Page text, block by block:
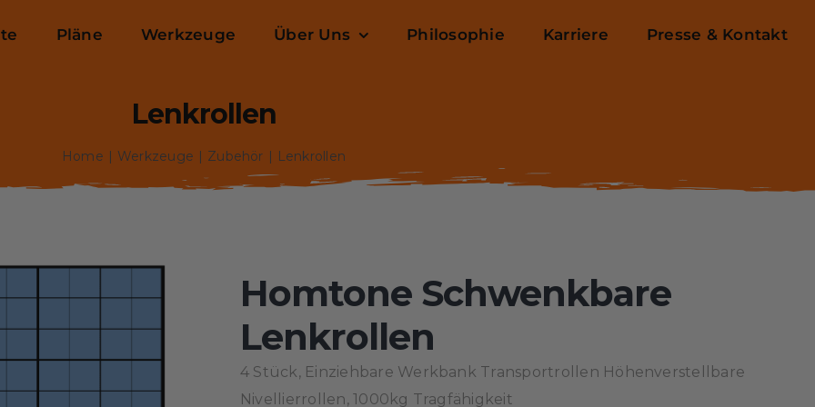
Pläne Werkzeuge Über Uns Philosophie Karriere Presse & Kontakt
Lenkrollen
Home Werkzeuge Zubehör Lenkrollen
Homtone Schwenkbare
Lenkrollen
4 Stück, Einziehbare Werkbank Transportrollen Höhenverstellbare
Nivellierrollen, 1000kg Tragfähigkeit